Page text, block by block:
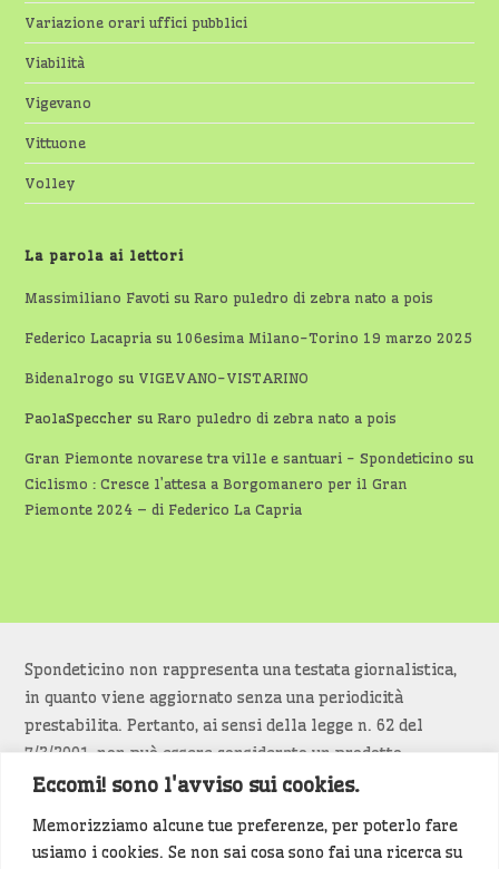
Eccomi! sono l'avviso sui cookies.
Memorizziamo alcune tue preferenze, per poterlo fare
usiamo i cookies. Se non sai cosa sono fai una ricerca su
Variazione orari uffici pubblici
Viabilità
Vigevano
Vittuone
Volley
La parola ai lettori
Massimiliano Favoti suRaro puledro di zebra nato a pois
Federico Lacapria su 106esima Milano-Torino 19 marzo 2025
Bidenalrogo su VIGEVANO-VISTARINO
PaolaSpeccher suRaro puledro di zebra nato a pois
Gran Piemonte novarese tra ville e santuari - Spondeticino su
Ciclismo : Cresce l’attesa a Borgomanero per il Gran
Piemonte 2024 – di Federico La Capria
Spondeticino non rappresenta una testata giornalistica,
in quanto viene aggiornato senza una periodicità
prestabilita. Pertanto, ai sensi della legge n. 62 del
7/3/2001, non può essere considerato un prodotto
editoriale.
Siamo attenti a non violare copyright e diritti
d’immagine. Se un contenuto è di tua proprietà e vuoi